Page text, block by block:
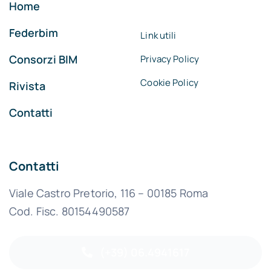
Home
Federbim
Consorzi BIM
Rivista
Contatti
Link utili
Privacy Policy
Cookie Policy
Contatti
Viale Castro Pretorio, 116 – 00185 Roma
Cod. Fisc. 80154490587